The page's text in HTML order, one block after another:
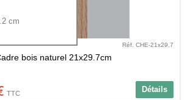
cm
Réf. CHE-21x29,7
bois naturel 21x29.7cm
Détails
TTC